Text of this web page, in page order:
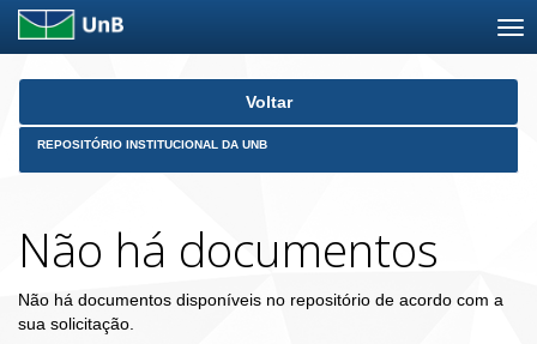
Skip
Voltar
REPOSITÓRIO INSTITUCIONAL DA UNB
Não há documentos
Não há documentos disponíveis no repositório de acordo com a
sua solicitação.